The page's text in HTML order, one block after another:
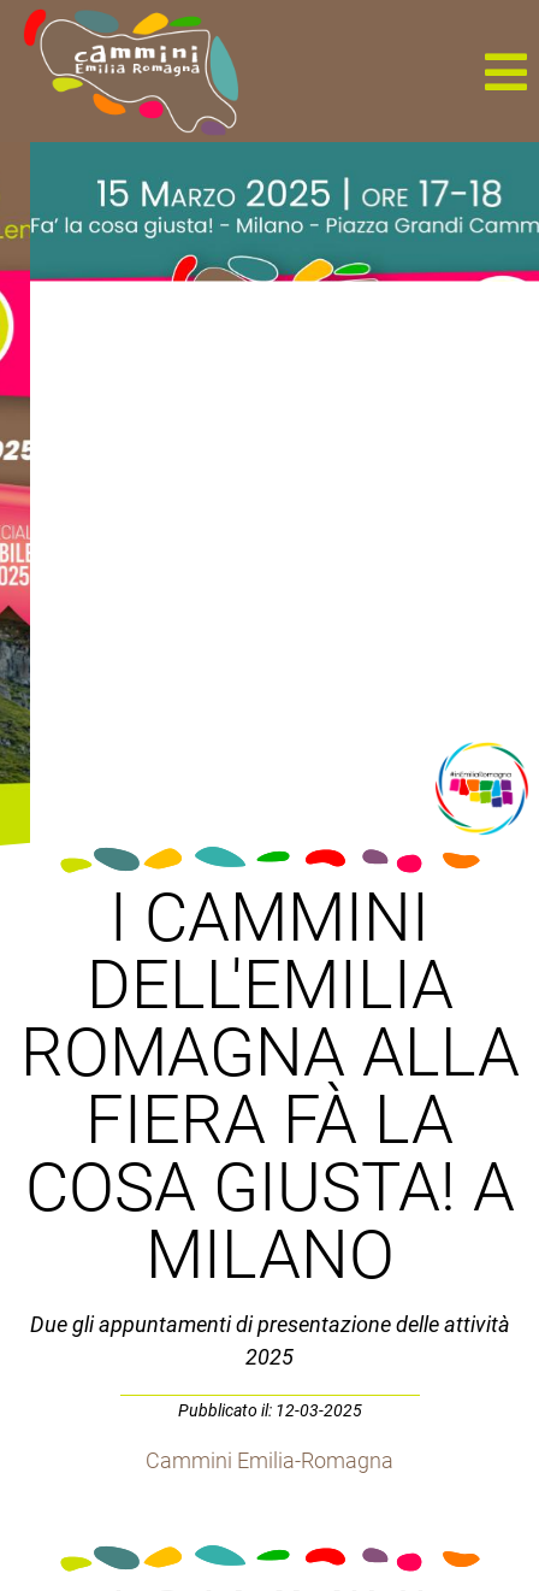
I CAMMINI
DELL'EMILIA
ROMAGNA ALLA
FIERA FÀ LA
COSA GIUSTA! A
MILANO
Due gli appuntamenti di presentazione delle attività
2025
Pubblicato il: 12-03-2025
Cammini Emilia-Romagna